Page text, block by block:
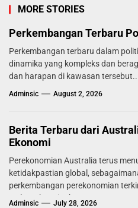
MORE STORIES
Perkembangan Terbaru
Perkembangan terbaru dalam
dinamika yang kompleks dan
dan harapan di kawasan
Adminsic August 2, 2026
Berita Terbaru dari
Ekonomi
Perekonomian Australia terus
ketidakpastian global,
perkembangan perekonomian
melaporkan tingkat...
Adminsic July 28, 2026